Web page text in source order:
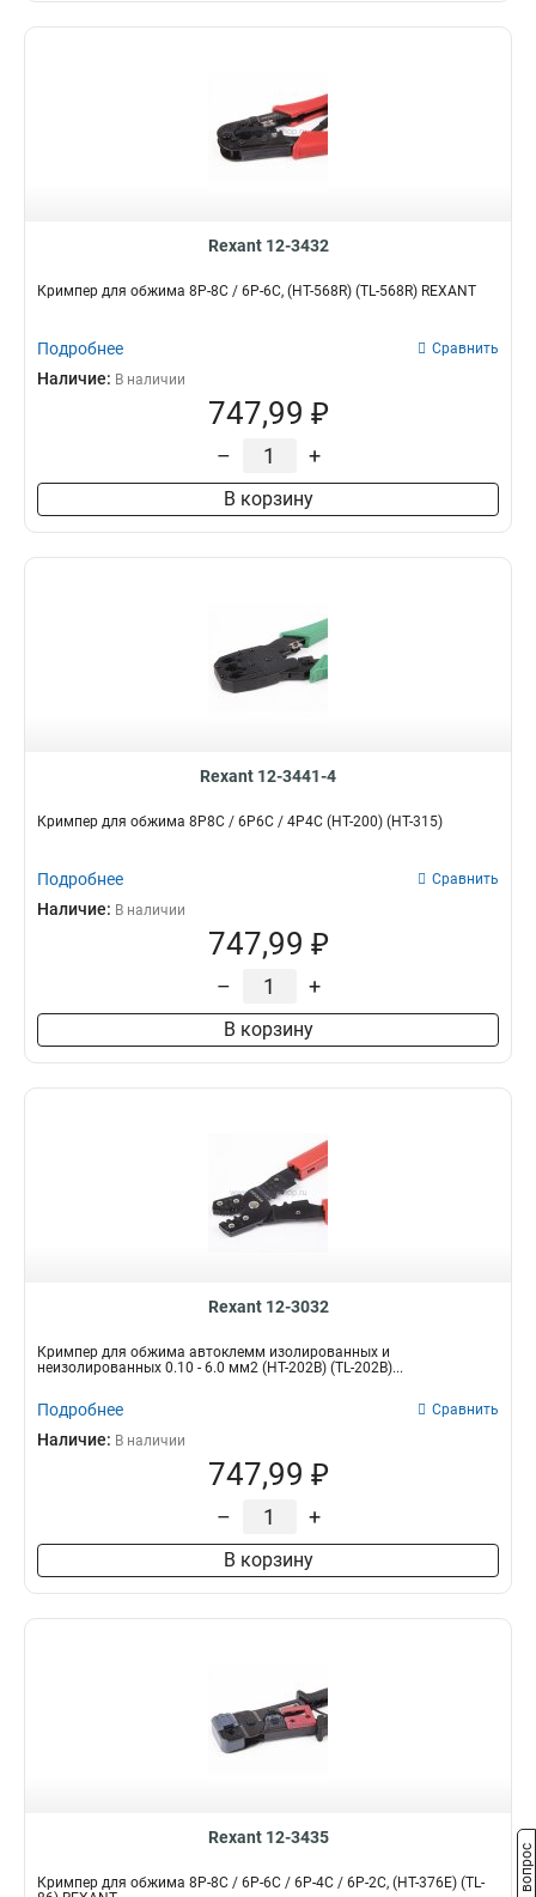
Rexant 12-3432
Кримпер для обжима 8P-8C / 6P-6C, (HT-568R) (TL-568R) REXANT
Подробнее Сравнить
Наличие: В наличии
747,99 ₽
– +
В корзину
Rexant 12-3441-4
Кримпер для обжима 8P8C / 6P6C / 4P4C (HT-200) (HT-315)
Подробнее Сравнить
Наличие: В наличии
747,99 ₽
– +
В корзину
Rexant 12-3032
Кримпер для обжима автоклемм изолированных и
неизолированных 0.10 - 6.0 мм2 (HT-202B) (TL-202B)...
Подробнее Сравнить
Наличие: В наличии
747,99 ₽
– +
В корзину
Rexant 12-3435
Кримпер для обжима 8P-8C / 6P-6C / 6P-4C / 6P-2C, (HT-376Е) (TL-